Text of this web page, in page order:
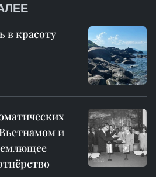
в красоту
и